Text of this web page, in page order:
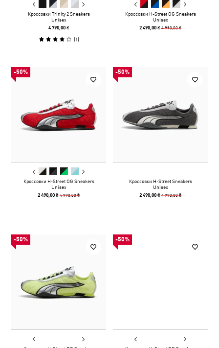
Кроссовки Trinity 2 Sneakers
Unisex
4 790,00 ₴
(1)
Кроссовки H-Street OG Sneakers
Unisex
2 490,00 ₴4 990,00 ₴
-50%
Кроссовки H-Street OG Sneakers
Unisex
2 490,00 ₴4 990,00 ₴
-50%
Кроссовки H-Street Sneakers
Unisex
2 490,00 ₴4 990,00 ₴
-50% -50%